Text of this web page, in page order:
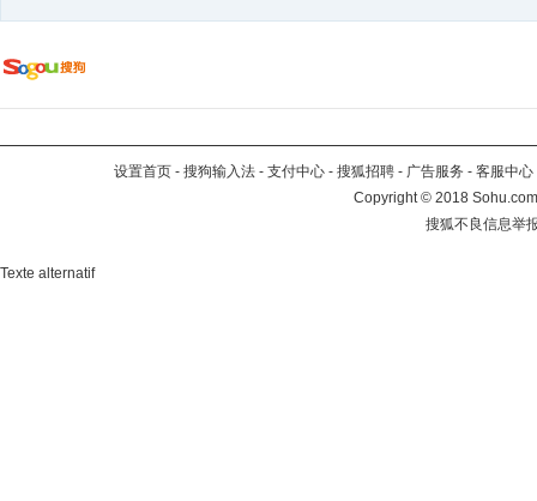
设置首页 - 搜狗输入法 - 支付中心 - 搜狐招聘 - 广告服务 - 客服中心
Copyright©2018
搜狐不良信息举
Texte alternatif